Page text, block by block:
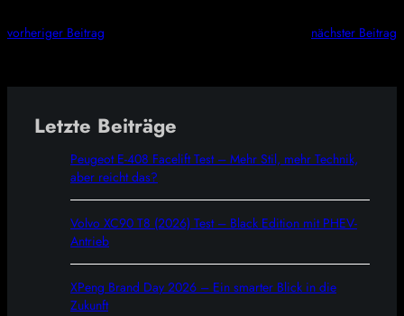
vorheriger Beitrag nächster Beitrag
Letzte Beiträge
Peugeot E-408 Facelift Test – Mehr Stil, mehr Technik,
aber reicht das?
Volvo XC90 T8 (2026) Test – Black Edition mit PHEV-
Antrieb
XPeng Brand Day 2026 – Ein smarter Blick in die
Zukunft